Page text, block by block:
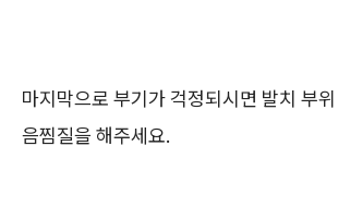
마지막으로 부기가 걱정되시면 발치 부
음찜질을 해주세요.